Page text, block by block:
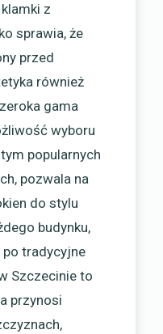
z
sprawia, że
przed
również
gama
wyboru
popularnych
pozwala na
do stylu
budynku,
tradycyjne
Szczecinie to
przynosi